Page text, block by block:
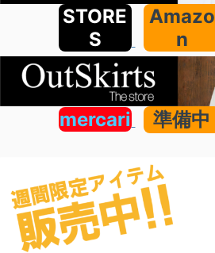
STORE
S
Amazo
n
mercari 準備中